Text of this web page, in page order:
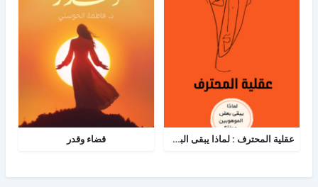
عقلية المحترف : لماذا يبقى البعض هواة رغم الموهبة؟ قضاء وقدر